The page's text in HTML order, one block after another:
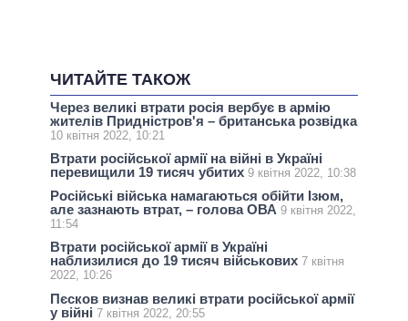
ЧИТАЙТЕ ТАКОЖ
Через великі втрати росія вербує в армію
жителів Придністров'я – британська розвідка
10 квітня 2022, 10:21
Втрати російської армії на війні в Україні
перевищили 19 тисяч убитих 9 квітня 2022, 10:38
Російські війська намагаються обійти Ізюм,
але зазнають втрат, – голова ОВА 9 квітня 2022,
11:54
Втрати російської армії в Україні
наблизилися до 19 тисяч військових 7 квітня
2022, 10:26
Пєсков визнав великі втрати російської армії
у війні 7 квітня 2022, 20:55